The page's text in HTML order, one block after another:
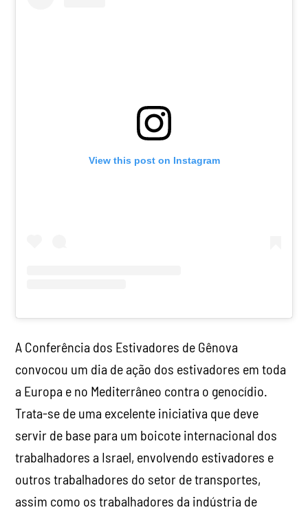
View this post on Instagram
A Conferência dos Estivadores de Gênova
convocou um dia de ação dos estivadores em toda
a Europa e no Mediterrâneo contra o genocídio.
Trata-se de uma excelente iniciativa que deve
servir de base para um boicote internacional dos
trabalhadores a Israel, envolvendo estivadores e
outros trabalhadores do setor de transportes,
assim como os trabalhadores da indústria de